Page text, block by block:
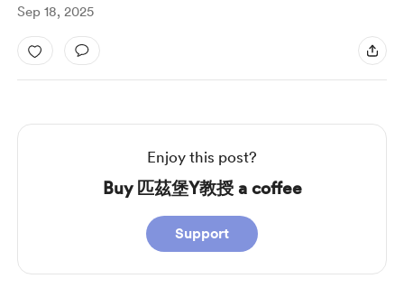
Sep 18, 2025
Enjoy this post?
Buy 匹茲堡Y教授 a coffee
Support